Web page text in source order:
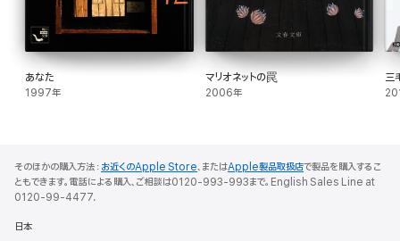
あなた
1997年
マリオネットの罠
2006年
三
そのほかの購入方法： お近くのApple Store、またはApple製品取扱店で製品を購入するこ
ともできます。電話による購入、ご相談は0120-993-993まで。English Sales Line at
0120-99-4477.
日本